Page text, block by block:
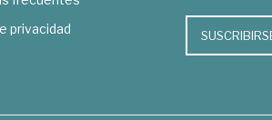
privacidad